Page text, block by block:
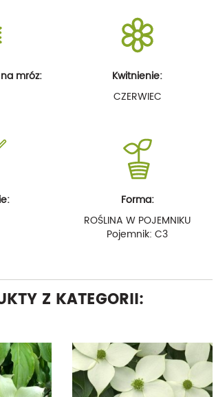
mróz:
Kwitnienie:
CZERWIEC
Forma:
ROŚLINA W POJEMNIKU
Pojemnik: C3
Z KATEGORII: